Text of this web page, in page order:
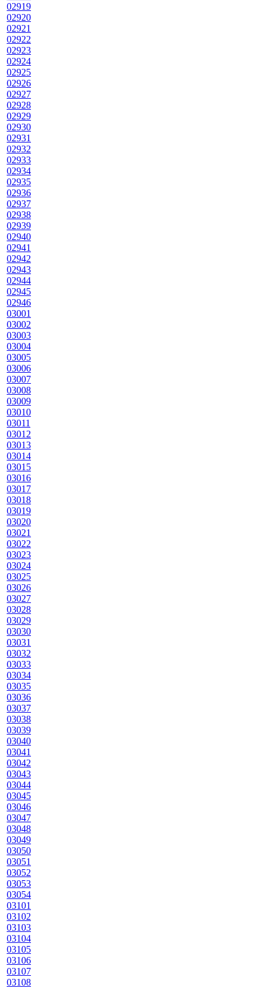
02919
02920
02921
02922
02923
02924
02925
02926
02927
02928
02929
02930
02931
02932
02933
02934
02935
02936
02937
02938
02939
02940
02941
02942
02943
02944
02945
02946
03001
03002
03003
03004
03005
03006
03007
03008
03009
03010
03011
03012
03013
03014
03015
03016
03017
03018
03019
03020
03021
03022
03023
03024
03025
03026
03027
03028
03029
03030
03031
03032
03033
03034
03035
03036
03037
03038
03039
03040
03041
03042
03043
03044
03045
03046
03047
03048
03049
03050
03051
03052
03053
03054
03101
03102
03103
03104
03105
03106
03107
03108